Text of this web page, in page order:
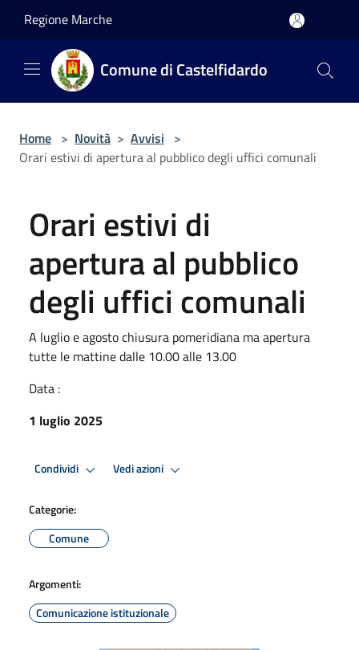
Regione Marche
Comune di Castelfidardo
Home > Novità > Avvisi >
Orari estivi di apertura al pubblico degli uffici comunali
Orari estivi di
apertura al pubblico
degli uffici comunali
A luglio e agosto chiusura pomeridiana ma apertura
tutte le mattine dalle 10.00 alle 13.00
Data :
1 luglio 2025
Condividi Vedi azioni
Categorie:
Comune
Argomenti:
Comunicazione istituzionale